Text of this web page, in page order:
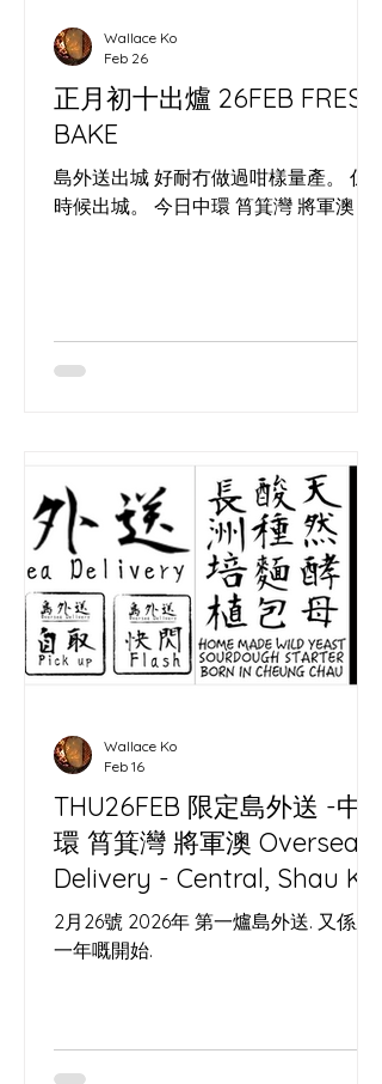
Autocamper in Hong Kong’s
countryside. This independent
gathering i
正月初十出爐 26FEB FRESH
BAKE
島外送出城 好耐冇做過咁樣量產。 係
時候出城。 今日中環 筲箕灣 將軍澳
Wallace Ko
Feb 26
THU26FEB 限定島外送 -中
環 筲箕灣 將軍澳 Oversea
Delivery - Central, Shau Kei
Wan, Tseung Kwan O
2月26號 2026年 第一爐島外送. 又係新
一年嘅開始.
Wallace Ko
Feb 16